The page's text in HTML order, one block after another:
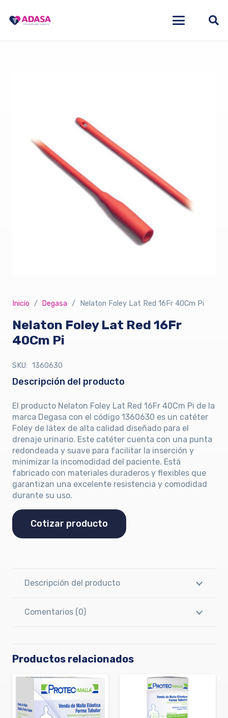
Inicio / Degasa / Nelaton Foley Lat Red 16Fr 40Cm Pi
Nelaton Foley Lat Red 16Fr
40Cm Pi
SKU: 1360630
Descripción del producto
El producto Nelaton Foley Lat Red 16Fr 40Cm Pi de la
marca Degasa con el código 1360630 es un catéter
Foley de látex de alta calidad diseñado para el
drenaje urinario. Este catéter cuenta con una punta
redondeada y suave para facilitar la inserción y
minimizar la incomodidad del paciente. Está
fabricado con materiales duraderos y flexibles que
garantizan una excelente resistencia y comodidad
durante su uso.
Cotizar producto
Descripción del producto
Comentarios (0)
Productos relacionados